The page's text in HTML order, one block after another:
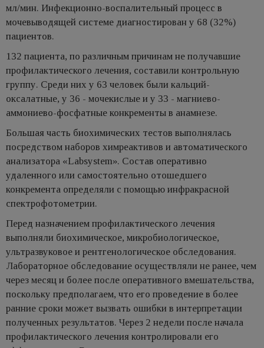
мл/мин. Инфекционно-воспалительный процесс в
мочевыводящей системе диагностирован у 68 (32%)
пациентов.
132 пациента, по различным причинам не получавшие
профилактического лечения, составили контрольную
группу. Среди них у 63 человек были кальций-
оксалатные, у 36 - мочекислые и у 33 - магниево-
аммониево-фосфатные конкременты в анамнезе.
Большая часть биохимических тестов выполнялась
посредством наборов химреактивов и автоматического
анализатора «Labsystem». Состав оперативно
удаленного или самостоятельно отошедшего
конкремента определяли с помощью инфракрасной
спектрофотометрии.
Перед назначением профилактического лечения
выполняли биохимическое, микробиологическое,
ультразвуковое и рентгенологическое обследования.
Лабораторное обследование осуществляли не ранее, чем
через месяц и более после оперативного вмешательства,
поскольку предполагаем, что его проведение в более
ранние сроки может вызвать ошибки в интерпретации
полученных результатов. Через 2 недели после начала
профилактического лечения контролировали его